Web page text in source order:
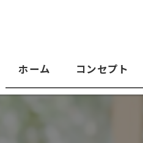
ホーム コンセプト